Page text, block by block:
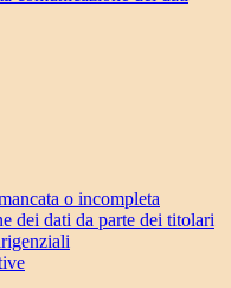
o incompleta
dei dati da parte dei titolari